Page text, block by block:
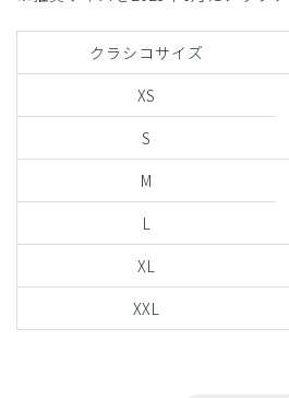
クラシコサイズ
XS
S
M
L
XL
XXL